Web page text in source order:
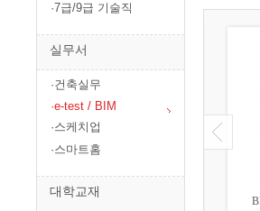
·7급/9급 기술직
실무서
·건축실무
·e-test / BIM
·스케치업
·스마트홈
대학교재
토목 BIM 실무활용서